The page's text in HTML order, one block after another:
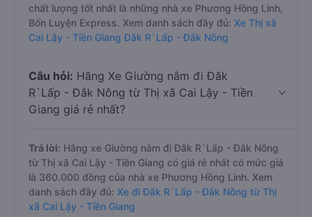
chất lượng tốt nhất là những nhà xe Phương Hồng Linh,
Bốn Luyện Express. Xem danh sách đầy đủ: Xe Thị xã
Cai Lậy - Tiền Giang Đăk R`Lấp - Đắk Nông
Câu hỏi: Hãng Xe Giường nằm đi Đăk
R`Lấp - Đắk Nông từ Thị xã Cai Lậy - Tiền
Giang giá rẻ nhất?
Trả lời: Hãng xe Giường nằm đi Đăk R`Lấp - Đắk Nông
từ Thị xã Cai Lậy - Tiền Giang có giá rẻ nhất có mức giá
là 360.000 đồng của nhà xe Phương Hồng Linh. Xem
danh sách đầy đủ: Xe đi Đăk R`Lấp - Đắk Nông từ Thị
xã Cai Lậy - Tiền Giang